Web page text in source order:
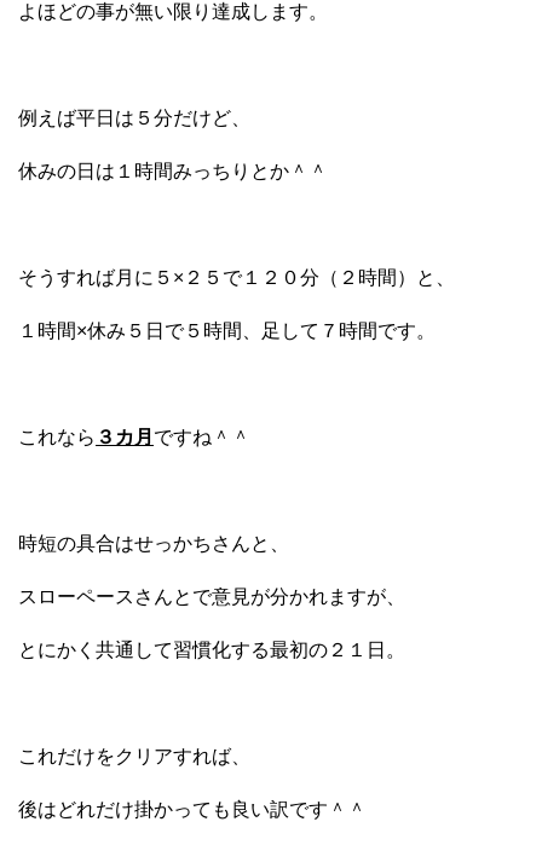
よほどの事が無い限り達成します。
例えば平日は５分だけど、
休みの日は１時間みっちりとか＾＾
そうすれば月に５×２５で１２０分（２時間）と、
１時間×休み５日で５時間、足して７時間です。
これなら ３カ月 ですね＾＾
時短の具合はせっかちさんと、
スローペースさんとで意見が分かれますが、
とにかく共通して習慣化する最初の２１日。
これだけをクリアすれば、
後はどれだけ掛かっても良い訳です＾＾